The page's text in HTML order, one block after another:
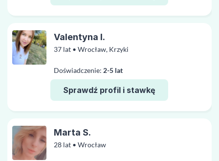
37 lat • Wrocław, Krzyki
Doświadczenie: 2-5 lat
Sprawdź profil i stawkę
Valentyna I.
28 lat • Wrocław
Marta S.